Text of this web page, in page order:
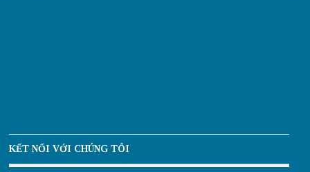
KẾT NỐI VỚI CHÚNG TÔI